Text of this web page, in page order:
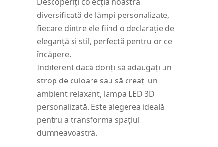
diversificată de lămpi personalizate,
fiecare dintre ele fiind o declarație de
eleganță și stil, perfectă pentru orice
încăpere.
Indiferent dacă doriți să adăugați un
strop de culoare sau să creați un
ambient relaxant, lampa LED 3D
personalizată. Este alegerea ideală
pentru a transforma spațiul
dumneavoastră.